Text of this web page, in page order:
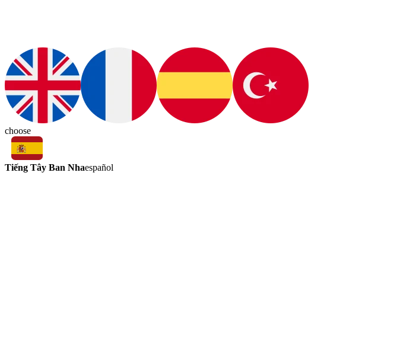
choose
Tiếng Tây Ban Nhaespañol